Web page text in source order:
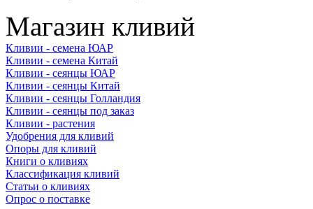
Магазин кливий
Кливии - семена ЮАР
Кливии - семена Китай
Кливии - сеянцы ЮАР
Кливии - сеянцы Китай
Кливии - сеянцы Голландия
Кливии - сеянцы под заказ
Кливии - растения
Удобрения для кливий
Опоры для кливий
Книги о кливиях
Классификация кливий
Статьи о кливиях
Опрос о поставке